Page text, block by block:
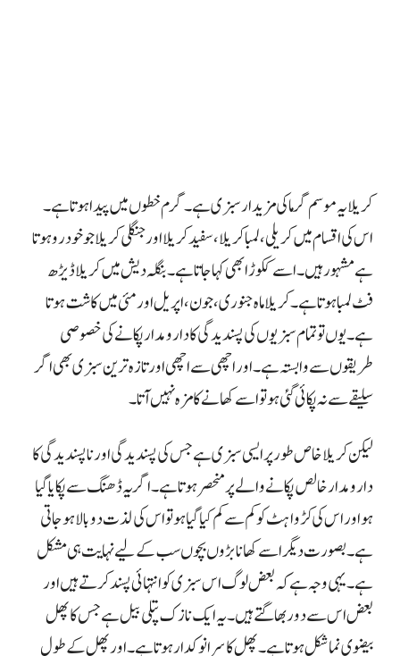
کریلا یہ موسم گرما کی مزیدار سبزی ہے۔ گرم خطوں میں پیدا ہوتا ہے۔
اس کی اقسام میں کریلی، لمبا کریلا،سفید کریلا اور جنگلی کریلا جو خود رو ہوتا
ہے مشہور ہیں۔اسے ککوڑا بھی کہا جاتا ہے۔بنگلہ دیش میں کریلا ڈیڑھ
فٹ لمبا ہوتا ہے۔ کریلا ماہ جنوری، جون، اپریل اور مئی میں کاشت ہوتا
ہے۔یوں تو تمام سبزیوں کی پسندیدگی کا دارومدار پکانے کی خصوصی
طریقوں سے وابستہ ہے۔ اور اچھی سے اچھی اور تازہترین سبزی بھی اگر
سلیقے سے نہ پکائی گئی ہو تو اسے کھانے کا مزہ نہیں آتا۔
لیکن کریلا خاص طور پر ایسی سبزی ہے جس کی پسندیدگی اور ناپسندیدگی کا
دارومدار خالص پکانے والے پر منحصر ہوتا ہے۔اگر یہ ڈھنگ سے پکایا گیا
ہو اور اس کی کڑواہٹ کو کم سے کم کیا گیا ہو تو اس کی لذت دوبالا ہو جاتی
ہے۔بصورت دیگر اسے کھانا بڑوں بچوں سب کے لیے نہایت ہی مشکل
ہے۔ یہی وجہ ہے کہ بعض لوگ اس سبزی کو انتہائی پسند کرتے ہیں اور
بعض اس سے دور بھاگتے ہیں۔یہ ایک نازک پتلی بیل ہے جس کا پھل
بیضوی نما شکل ہوتا ہے۔ پھل کا سرا نوکدار ہوتا ہے۔ اور پھل کے طول